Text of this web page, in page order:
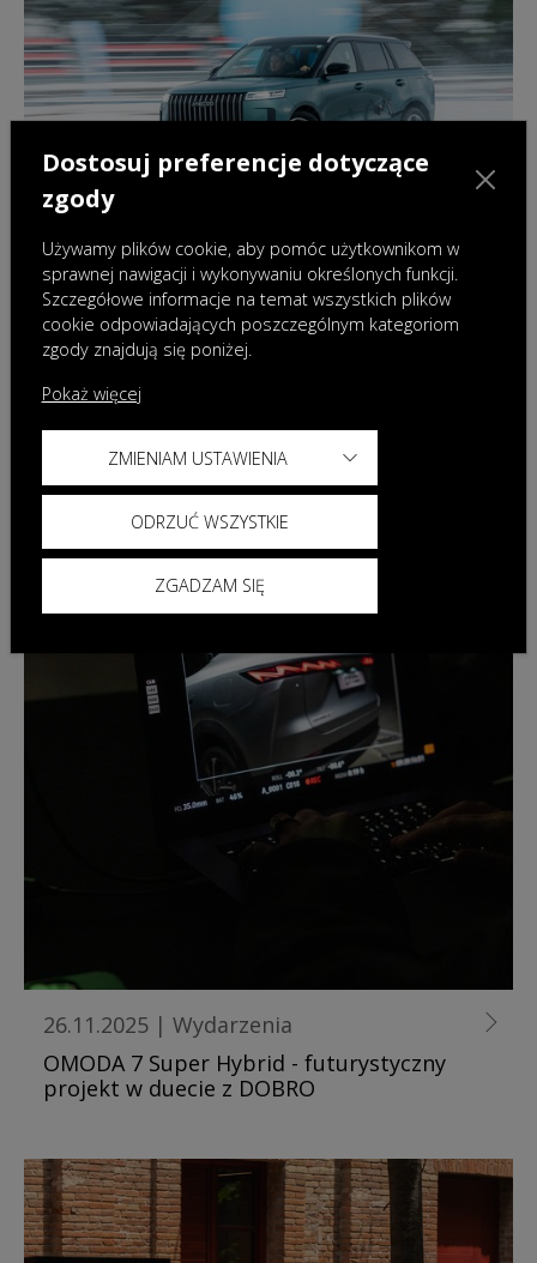
02.12.2025|
Aktualności
Najnowsze modele OMODA & JAECOO
podczas zimowych jazd testowych
26.11.2025 | Wydarzenia
OMODA 7 Super Hybrid - futurystyczny
projekt w duecie z DOBRO
Dostosuj preferencje dotyczące
zgody
Używamy plików cookie, aby pomóc użytkownikom w
sprawnej nawigacji i wykonywaniu określonych funkcji.
Szczegółowe informacje na temat wszystkich plików
cookie odpowiadających poszczególnym kategoriom
zgody znajdują się poniżej.
Pokaż więcej
ZMIENIAM USTAWIENIA
ODRZUĆ WSZYSTKIE
ZGADZAM SIĘ